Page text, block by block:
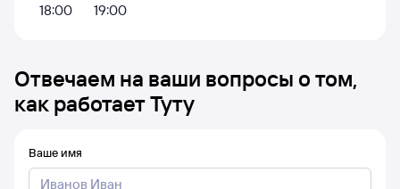
18:00
19:00
Отвечаем на ваши вопросы о том,
как работает Туту
Ваше имя